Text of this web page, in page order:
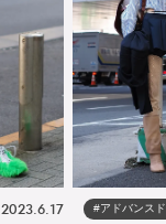
2023.6.17 #アドバンスド